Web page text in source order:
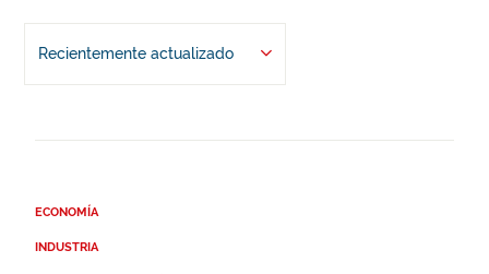
Recientemente actualizado
ECONOMÍA
INDUSTRIA